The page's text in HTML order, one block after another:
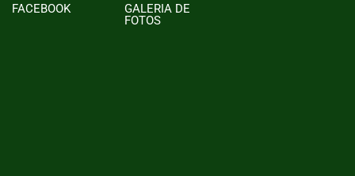
FACEBOOK
GALERIA DE
FOTOS